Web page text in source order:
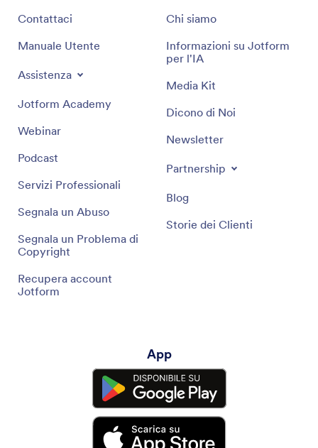
Contattaci
Manuale Utente
Assistenza
Jotform Academy
Webinar
Podcast
Servizi Professionali
Segnala un Abuso
Segnala un Problema di
Copyright
Recupera account
Jotform
Chi siamo
Informazioni su Jotform
per l'IA
Media Kit
Dicono di Noi
Newsletter
Partnership
Blog
Storie dei Clienti
App